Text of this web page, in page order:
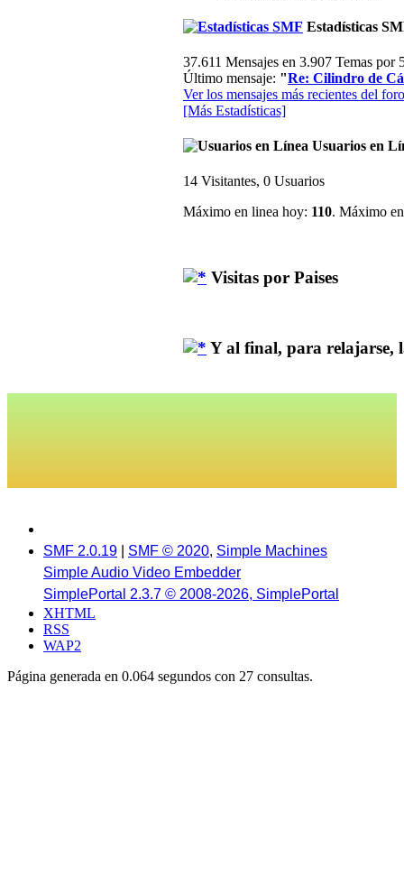
Estadísticas
37.611 Mensajes en 3.907 Temas
Último mensaje: "Re: Cilindro de
Ver los mensajes más recientes del
[Más Estadísticas]
Usuarios en
14 Visitantes, 0 Usuarios
Máximo en linea hoy: 110. Máximo
Visitas por Paises
Y al final, para relajarse,
SMF 2.0.19 SMF © 2020, Simple Machines
Simple Audio Video Embedder
SimplePortal 2.3.7 © 2008-2026, SimplePortal
XHTML
RSS
WAP2
Página generada en 0.064 segundos con 27 consultas.